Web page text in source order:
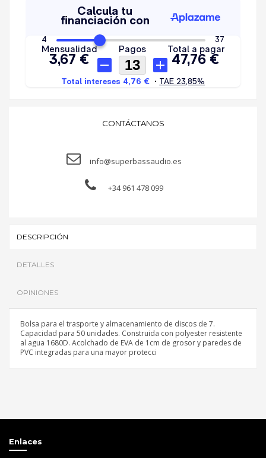
CONTÁCTANOS
info@superbassaudio.es
+34 961 478 099
DESCRIPCIÓN
DETALLES
OPINIONES
Bolsa para el trasporte y almacenamiento de discos de 7.
Capacidad para 50 unidades. Construida con polyester resistente
al agua 1680D. Acolchado de EVA de 1cm de grosor y paredes de
PVC integradas para una mayor protecci
Enlaces